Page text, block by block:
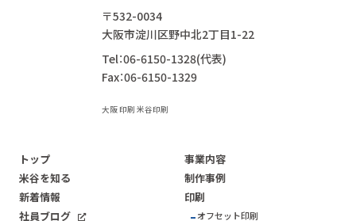
〒532-0034
大阪市淀川区野中北2丁目1-22
Tel：06-6150-1328(代表)
Fax：06-6150-1329
大阪 印刷 米谷印刷
トップ
米谷を知る
新着情報
社員ブログ
事業内容
制作事例
印刷
オフセット印刷